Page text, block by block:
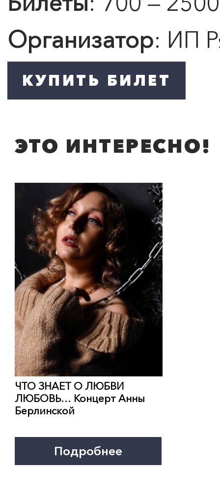
Организатор: ИП
ЭТО ИНТЕРЕСНО!